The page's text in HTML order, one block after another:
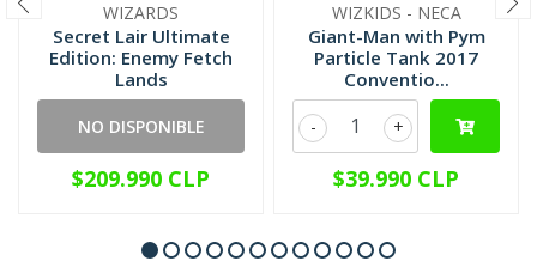
WIZARDS
Secret Lair Ultimate
Edition: Enemy Fetch
Lands
NO DISPONIBLE
$209.990 CLP
WIZKIDS - NECA
Giant-Man with Pym
Particle Tank 2017
Conventio...
+
-
$39.990 CLP